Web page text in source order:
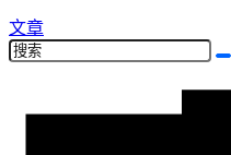
文章